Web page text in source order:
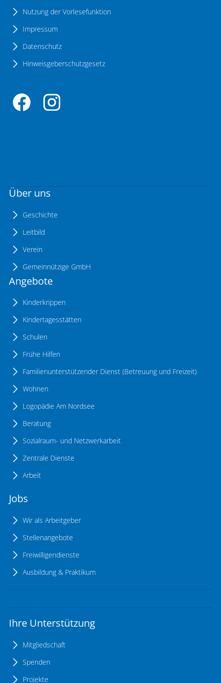
Nutzung der Vorlesefunktion
Impressum
Datenschutz
Hinweisgeberschutzgesetz
Über uns
Geschichte
Leitbild
Verein
Gemeinnützige GmbH
Angebote
Kinderkrippen
Kindertagesstätten
Schulen
Frühe Hilfen
Familienunterstützender Dienst (Betreuung und Freizeit)
Wohnen
Logopädie Am Nordsee
Beratung
Sozialraum- und Netzwerkarbeit
Zentrale Dienste
Arbeit
Jobs
Wir als Arbeitgeber
Stellenangebote
Freiwilligendienste
Ausbildung & Praktikum
Ihre Unterstützung
Mitgliedschaft
Spenden
Projekte